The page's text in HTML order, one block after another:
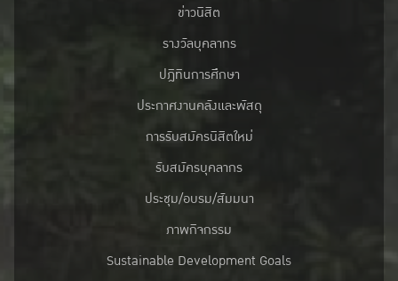
ข่าวนิสิต
รางวัลบุคลากร
ปฎิทินการศึกษา
ประกาศงานคลังและพัสดุ
การรับสมัครนิสิตใหม่
รับสมัครบุคลากร
ประชุม/อบรม/สัมมนา
ภาพกิจกรรม
Sustainable Development Goals